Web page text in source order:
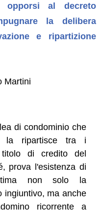
opporsi al decreto
la delibera
e ripartizione
Martini
di condominio che
la ripartisce tra i
titolo di credito del
prova l'esistenza di
non solo la
ingiuntivo, ma anche
ricorrente a